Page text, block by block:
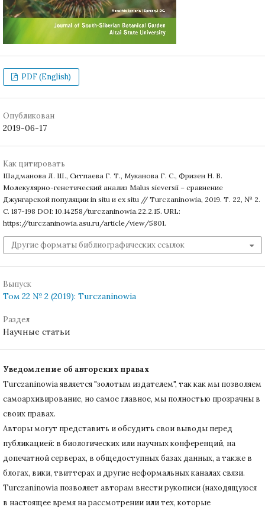
PDF (English)
Опубликован
2019-06-17
Как цитировать
Шадманова Л. Ш., Ситпаева Г. Т., Муканова Г. С., Фризен Н. В.
Молекулярно-генетический анализ Malus sieversii – сравнение
Джунгарской популяции in situ и ex situ // Turczaninowia, 2019. Т. 22, № 2.
С. 187-198 DOI: 10.14258/turczaninowia.22.2.15. URL:
https://turczaninowia.asu.ru/article/view/5801.
Другие форматы библиографических ссылок
Выпуск
Том 22 № 2 (2019): Turczaninowia
Раздел
Научные статьи
Уведомление об авторских правах
Turczaninowiа является "золотым издателем", так как мы позволяем
самоархивирование, но самое главное, мы полностью прозрачны в
своих правах.
Авторы могут представить и обсудить свои выводы перед
публикацией: в биологических или научных конференций, на
допечатной серверах, в общедоступных базах данных, а также в
блогах, вики, твиттерах и другие неформальных каналах связи.
Turczaninowiа позволяет авторам внести рукописи (находящуюся
в настоящее время на рассмотрении или тех, которые